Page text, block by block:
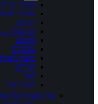
חומרי יצירה
אביזרי
דבקים
מוד פודג' – MOD-PODGE
חרוזים
מדבקות
מוצרי
קווילינג
לבד
מוצרי סול
ציוד משרדי/כלי